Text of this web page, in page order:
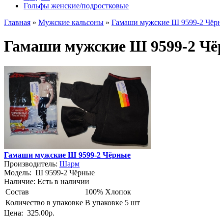
Гольфы женские/подростковые
Главная » Мужские кальсоны » Гамаши мужские Ш 9599-2
Гамаши мужские Ш 9599-2
Гамаши мужские Ш 9599-2 Чёрные
Производитель: Шарм
Модель: Ш 9599-2 Чёрные
Наличие: Есть в наличии
Состав
100% Хлопок
Количество в упаковке В упаковке 5 шт
Цена: 325.00р.